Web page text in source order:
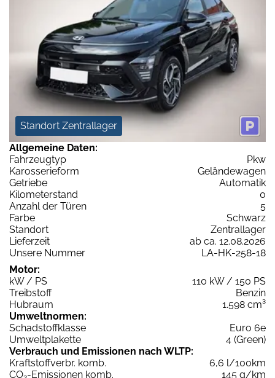
Standort Zentrallager
Allgemeine Daten:
Fahrzeugtyp
Pkw
Karosserieform
Geländewagen
Getriebe
Automatik
Kilometerstand
0
Anzahl der Türen
5
Farbe
Schwarz
Standort
Zentrallager
Lieferzeit
ab ca. 12.08.2026
Unsere Nummer
LA-HK-258-18
Motor:
kW / PS
110 kW / 150 PS
Treibstoff
Benzin
Hubraum
1.598 cm³
Umweltnormen:
Schadstoffklasse
Euro 6e
Umweltplakette
4 (Green)
Verbrauch und Emissionen nach WLTP:
Kraftstoffverbr. komb.
6,6 l/100km
CO -Emissionen komb. 145 g/km